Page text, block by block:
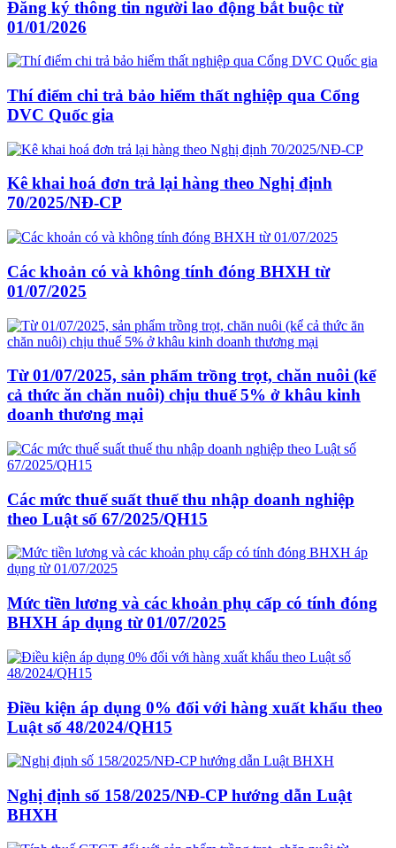
Đăng ký thông tin người lao động bắt buộc từ
01/01/2026
Thí điểm chi trả bảo hiểm thất nghiệp qua Cổng
DVC Quốc gia
Kê khai hoá đơn trả lại hàng theo Nghị định
70/2025/NĐ-CP
Các khoản có và không tính đóng BHXH từ
01/07/2025
Từ 01/07/2025, sản phẩm trồng trọt, chăn nuôi (kể
cả thức ăn chăn nuôi) chịu thuế 5% ở khâu kinh
doanh thương mại
Các mức thuế suất thuế thu nhập doanh nghiệp
theo Luật số 67/2025/QH15
Mức tiền lương và các khoản phụ cấp có tính đóng
BHXH áp dụng từ 01/07/2025
Điều kiện áp dụng 0% đối với hàng xuất khẩu theo
Luật số 48/2024/QH15
Nghị định số 158/2025/NĐ-CP hướng dẫn Luật
BHXH